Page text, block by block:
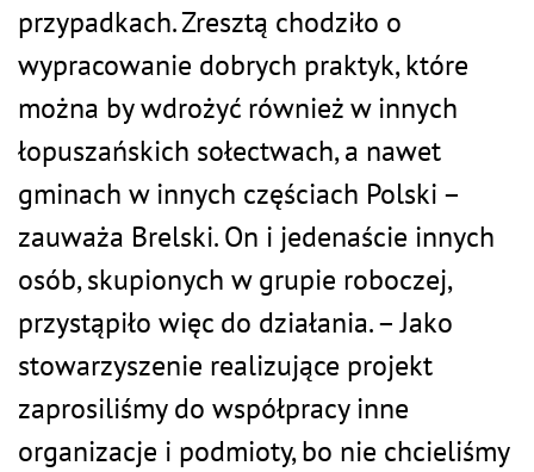
przypadkach. Zresztą chodziło o
wypracowanie dobrych praktyk, które
można by wdrożyć również w innych
łopuszańskich sołectwach, a nawet
gminach w innych częściach Polski –
zauważa Brelski. On i jedenaście innych
osób, skupionych w grupie roboczej,
przystąpiło więc do działania. – Jako
stowarzyszenie realizujące projekt
zaprosiliśmy do współpracy inne
organizacje i podmioty, bo nie chcieliśmy